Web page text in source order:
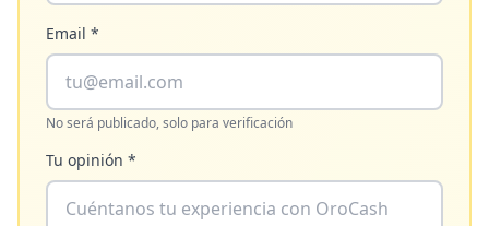
Email *
No será publicado, solo para verificación
Tu opinión *